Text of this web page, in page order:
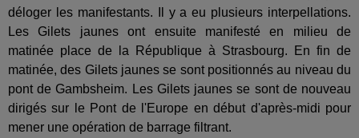
déloger les manifestants. Il y a eu plusieurs interpellations.
Les Gilets jaunes ont ensuite manifesté en milieu de
matinée place de la République à Strasbourg. En fin de
matinée, des Gilets jaunes se sont positionnés au niveau du
pont de Gambsheim. Les Gilets jaunes se sont de nouveau
dirigés sur le Pont de l'Europe en début d'après-midi pour
mener une opération de barrage filtrant.